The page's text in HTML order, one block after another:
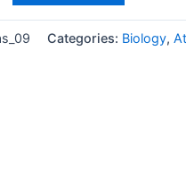
Categories: Biology,